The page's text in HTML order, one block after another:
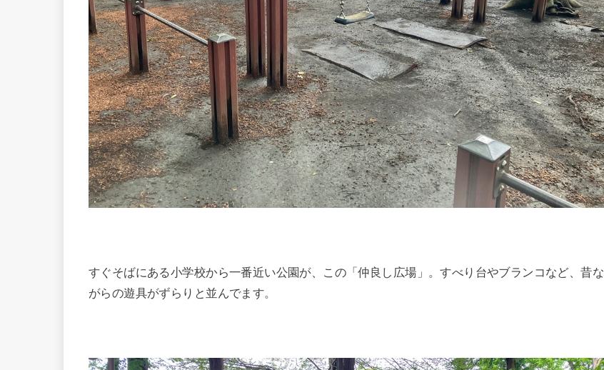
すぐそばにある小学校から一番近い公園が、この「仲良し広場」。すべり台やブランコなど、昔な
がらの遊具がずらりと並んでます。